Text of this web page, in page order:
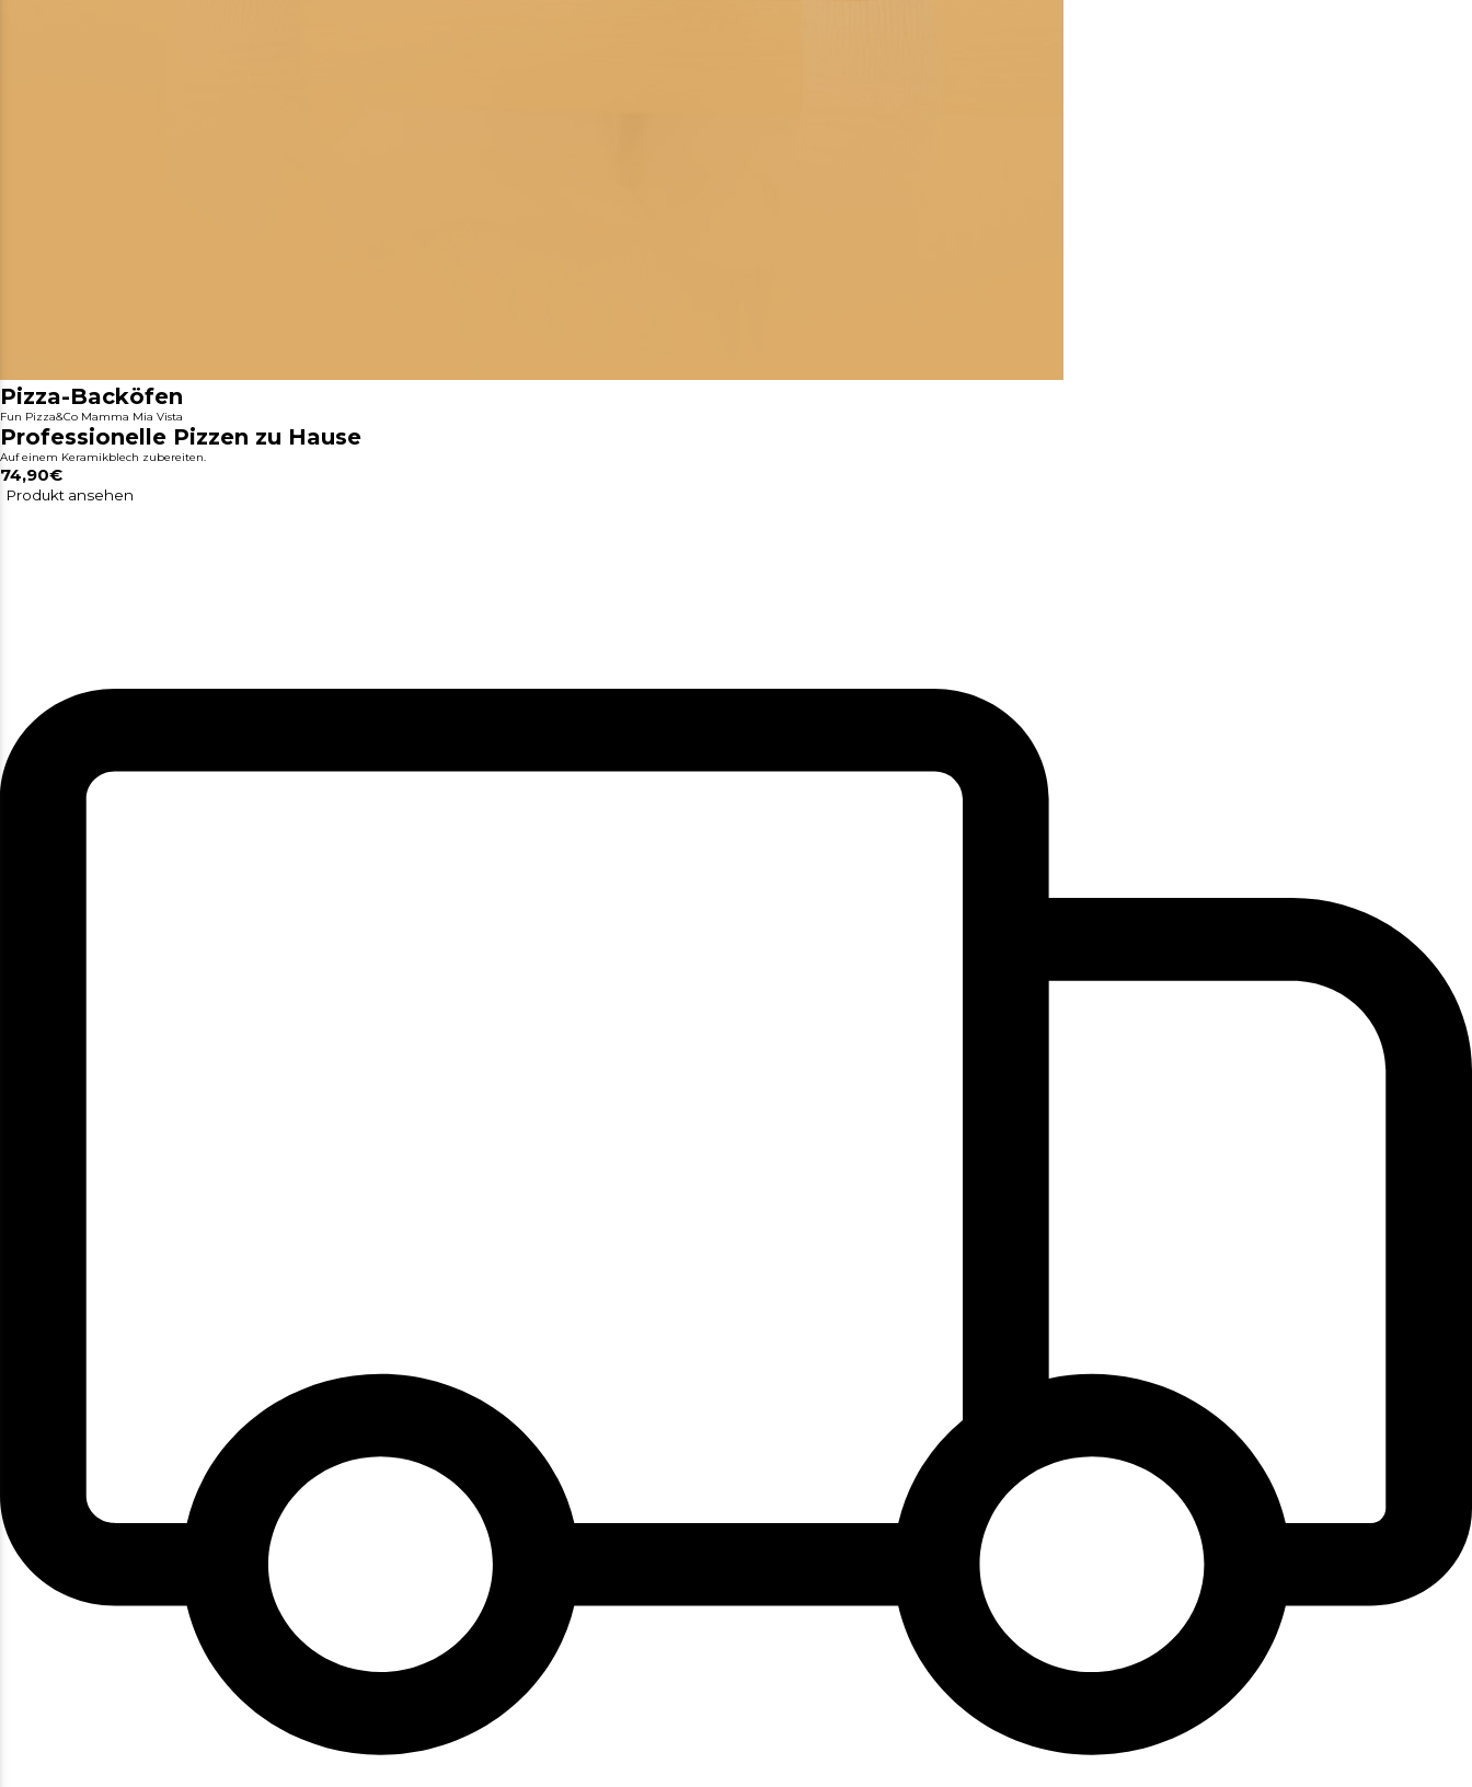
Pizza-Backöfen
Fun Pizza&Co Mamma Mia Vista
Professionelle Pizzen zu Hause
Auf einem Keramikblech zubereiten.
74,90€
Produkt ansehen